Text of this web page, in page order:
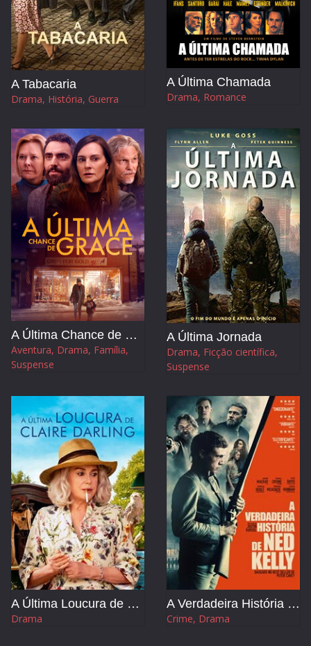
A Tabacaria
Drama, História, Guerra
A Última Chamada
Drama, Romance
A Última Chance de Grace
Aventura, Drama, Família,
Suspense
A Última Jornada
Drama, Ficção científica,
Suspense
A Última Loucura de Claire Darling
Drama
A Verdadeira História de Ned Kelly
Crime, Drama